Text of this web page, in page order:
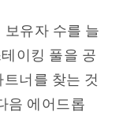
유자 수를 늘
이킹 풀을 공
너를 찾는 것
음 에어드롭